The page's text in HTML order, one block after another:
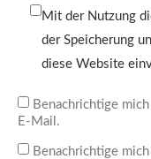
Mit der Nutzung
der Speicherung
diese Website
Benachrichtige
E-Mail.
Benachrichtige